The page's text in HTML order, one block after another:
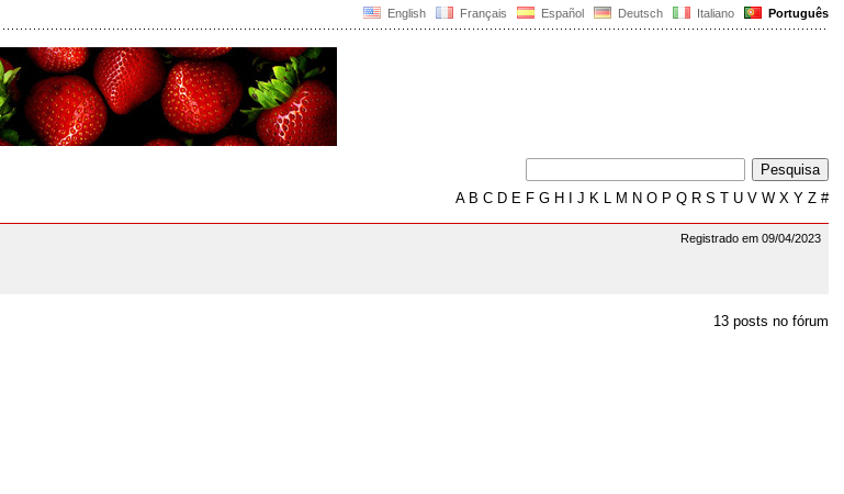
English Français Español Deutsch Italiano Português
AB C D E F G H J K L M N O P Q R S T U V W X Y Z #
Registrado em 09/04/2023
13 posts no fórum